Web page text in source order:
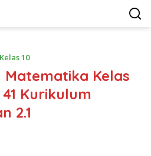
10
Matematika Kelas
Kurikulum
2.1